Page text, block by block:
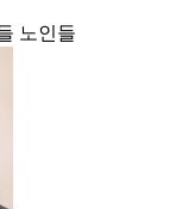
노인들